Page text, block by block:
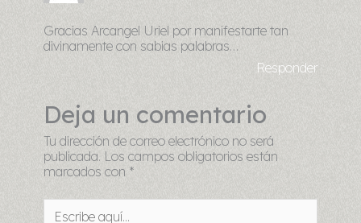
Gracias Arcangel Uriel por manifestarte tan
divinamente con sabias palabras…
Responder
Deja un comentario
Tu dirección de correo electrónico no será
publicada. Los campos obligatorios están
marcados con *
Escribe